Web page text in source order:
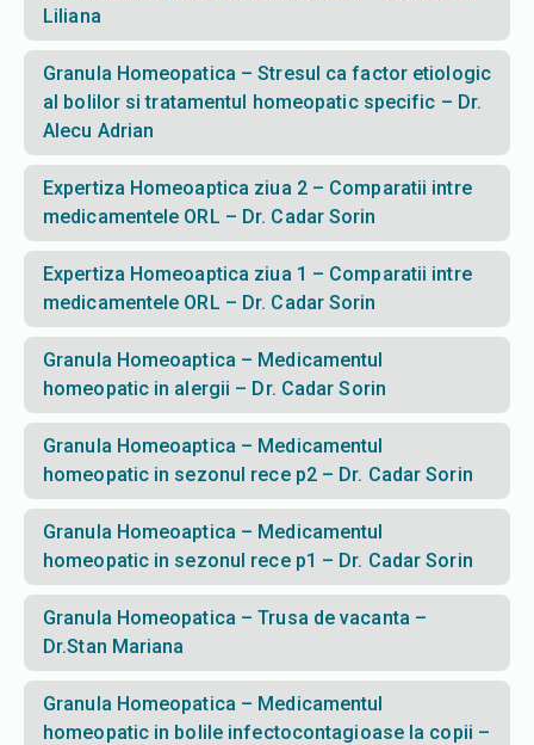
Liliana
Granula Homeopatica – Stresul ca factor etiologic
al bolilor si tratamentul homeopatic specific – Dr.
Alecu Adrian
Expertiza Homeoaptica ziua 2 – Comparatii intre
medicamentele ORL – Dr. Cadar Sorin
Expertiza Homeoaptica ziua 1 – Comparatii intre
medicamentele ORL – Dr. Cadar Sorin
Granula Homeoaptica – Medicamentul
homeopatic in alergii – Dr. Cadar Sorin
Granula Homeoaptica – Medicamentul
homeopatic in sezonul rece p2 – Dr. Cadar Sorin
Granula Homeoaptica – Medicamentul
homeopatic in sezonul rece p1 – Dr. Cadar Sorin
Granula Homeopatica – Trusa de vacanta –
Dr.Stan Mariana
Granula Homeopatica – Medicamentul
homeopatic in bolile infectocontagioase la copii –